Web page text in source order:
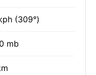
(309°)
mb